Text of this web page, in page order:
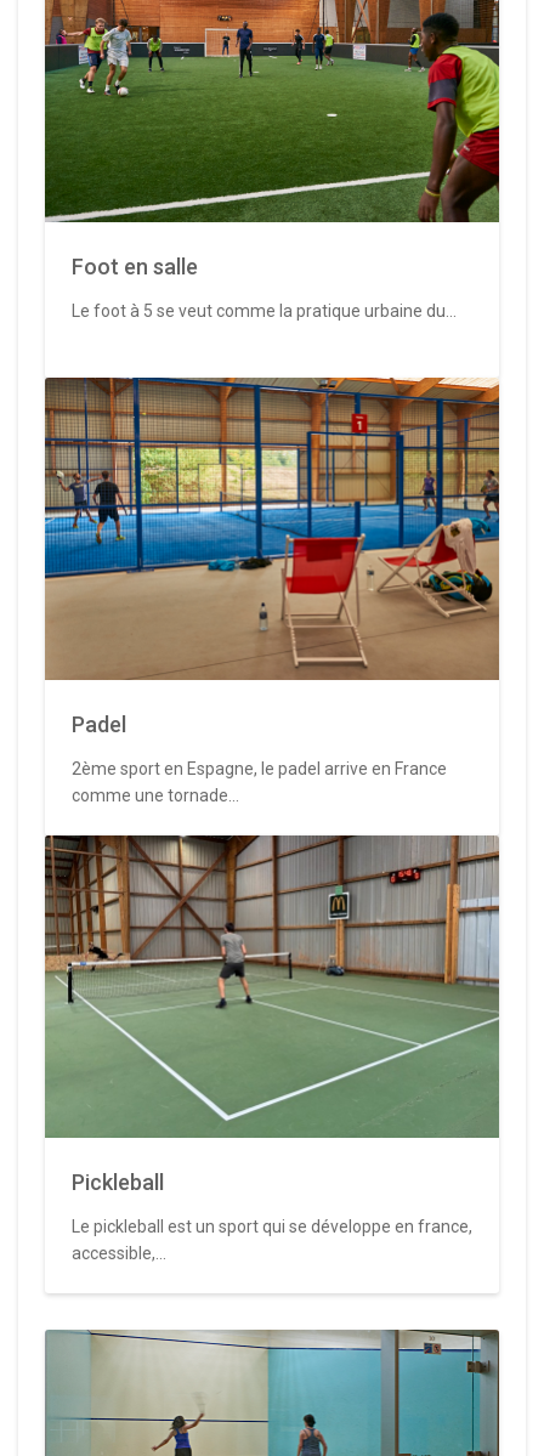
Foot en salle
Le foot à 5 se veut comme la pratique urbaine du...
Padel
2ème sport en Espagne, le padel arrive en France
comme une tornade...
Pickleball
Le pickleball est un sport qui se développe en france,
accessible,...